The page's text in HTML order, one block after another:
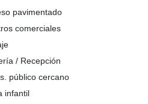
pavimentado
comerciales
/ Recepción
público cercano
infantil